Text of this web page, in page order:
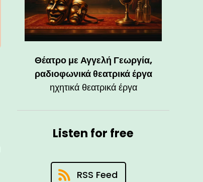
Θέατρο με Αγγελή Γεωργία,
ραδιοφωνικά θεατρικά έργα
ηχητικά θεατρικά έργα
Listen for free
RSS Feed